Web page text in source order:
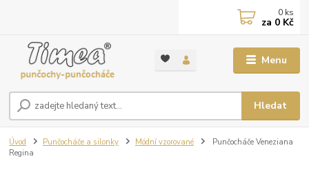
Menu
Hledat
0 ks
za 0 Kč
Úvod Punčocháče a silonky Módní vzorované
Punčocháče Veneziana
Regina